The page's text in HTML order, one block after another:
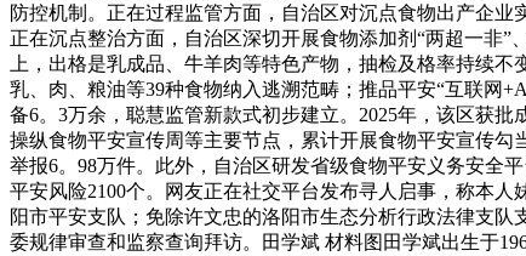
防控机制。正在过程监管方面，自治区对沉点食物出产企业
正在沉点整治方面，自治区深切开展食物添加剂“两超一非
上，出格是乳成品、牛羊肉等特色产物，抽检及格率持续
乳、肉、粮油等39种食物纳入逃溯范畴；推品平安“互联网
备6。3万余，聪慧监管新款式初步建立。2025年，该区获
操纵食物平安宣传周等主要节点，累计开展食物平安宣传勾
举报6。98万件。此外，自治区研发省级食物平安义务安全
平安风险2100个。网友正在社交平台发布寻人启事，称本
阳市平安支队；免除许文忠的洛阳市生态分析行政法律支
委规律审查和监察查询拜访。田学斌 材料图田学斌出生于